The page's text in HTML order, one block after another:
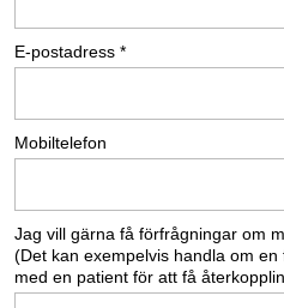
E-postadress *
Mobiltelefon
Jag vill gärna få förfrågningar om
(Det kan exempelvis handla om
med en patient för att få